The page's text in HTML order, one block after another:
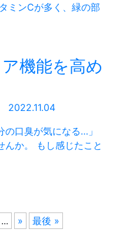
ミンCが多く、緑の部
機能を高め
2022.11.04
の口臭が気になる…」
んか。 もし感じたこと
... » 最後 »